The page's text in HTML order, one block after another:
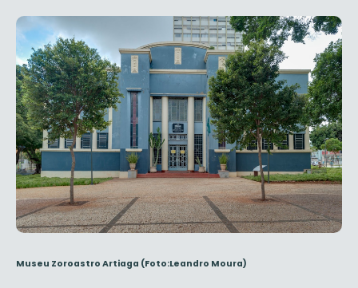
Museu Zoroastro Artiaga (Foto:Leandro Moura)